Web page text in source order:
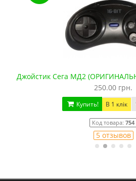
Джойстик Сега МД2
250.00 грн.
Купить! В 1 клік
Код товара: 754
5 отзывов